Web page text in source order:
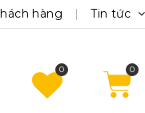
hàng Tin tức
0